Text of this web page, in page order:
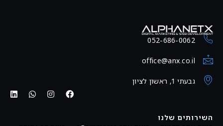
052-686-0062
office@anx.co.il
גבעתי 1, ראשון לציון
השירותים שלנו